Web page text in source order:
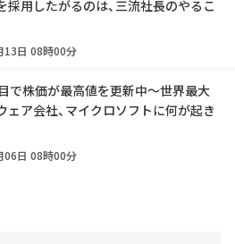
採用したがるのは、三流社長のやるこ
13日 08時00分
で株価が最高値を更新中～世界最大
ェア会社、マイクロソフトに何が起き
06日 08時00分